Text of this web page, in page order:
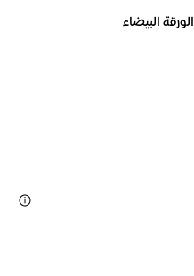
الورقة البيضاء